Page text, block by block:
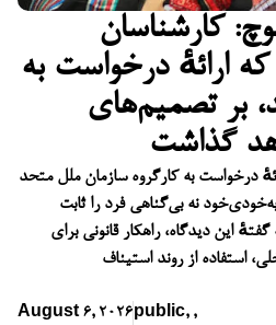
کارشناسان
ارائهٔ درخواست به
بر تصمیم‌های
گذاشت
درخواست به کارگروه سازمان ملل متحد
نه بی‌گناهی فرد را ثابت
این دیدگاه، راهکار قانونی برای
استفاده از روند استیناف
August 6, 2026 public, ,